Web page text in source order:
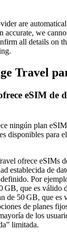
are
accurate, we
all details on
Travel
eSIM de
ningún plan
disponibles para
ofrece eSIMs
establecida de
Por
GB, que es válido
de 50 GB, que es
de planes
de los
limitada.